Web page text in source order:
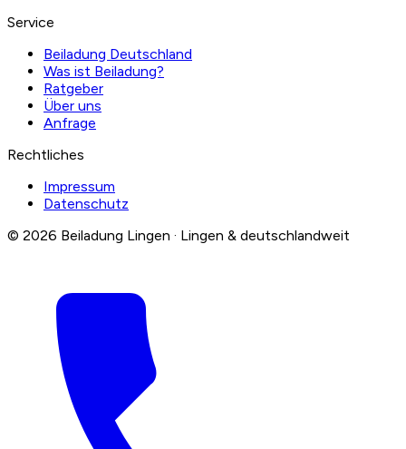
Service
Beiladung Deutschland
Was ist Beiladung?
Ratgeber
Über uns
Anfrage
Rechtliches
Impressum
Datenschutz
© 2026 Beiladung Lingen · Lingen & deutschlandweit